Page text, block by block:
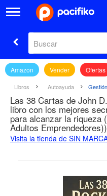
Amazon Vender Ofertas
Libros Autoayuda
Las 38 Cartas de John
libro con los mejores
para alcanzar la riqueza
Adultos
Visita la tienda de SIN